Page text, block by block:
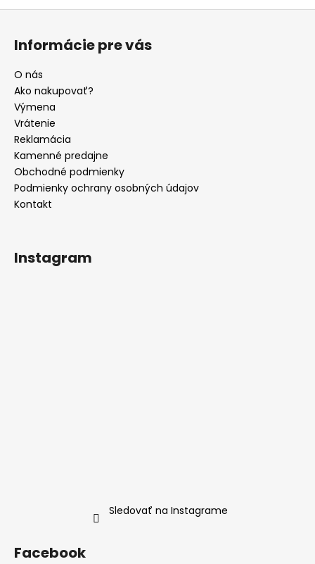
Informácie pre vás
O nás
Ako nakupovať?
Výmena
Vrátenie
Reklamácia
Kamenné predajne
Obchodné podmienky
Podmienky ochrany osobných údajov
Kontakt
Instagram
Sledovať na Instagrame
Facebook